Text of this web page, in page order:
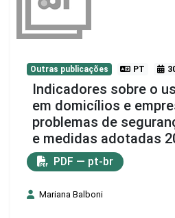
Outras publicações PT
Indicadores sobre o
em domicílios e
problemas de
e medidas adotadas
PDF — pt-br
Mariana Balboni